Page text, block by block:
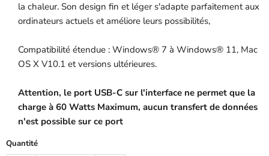
la chaleur. Son design fin et léger s'adapte parfaitement aux
ordinateurs actuels et améliore leurs possibilités,
Compatibilité étendue : Windows® 7 à Windows® 11, Mac
OS X V10.1 et versions ultérieures.
Attention, le port USB-C sur l'interface ne permet que la
charge à 60 Watts Maximum, aucun transfert de données
n'est possible sur ce port
Quantité